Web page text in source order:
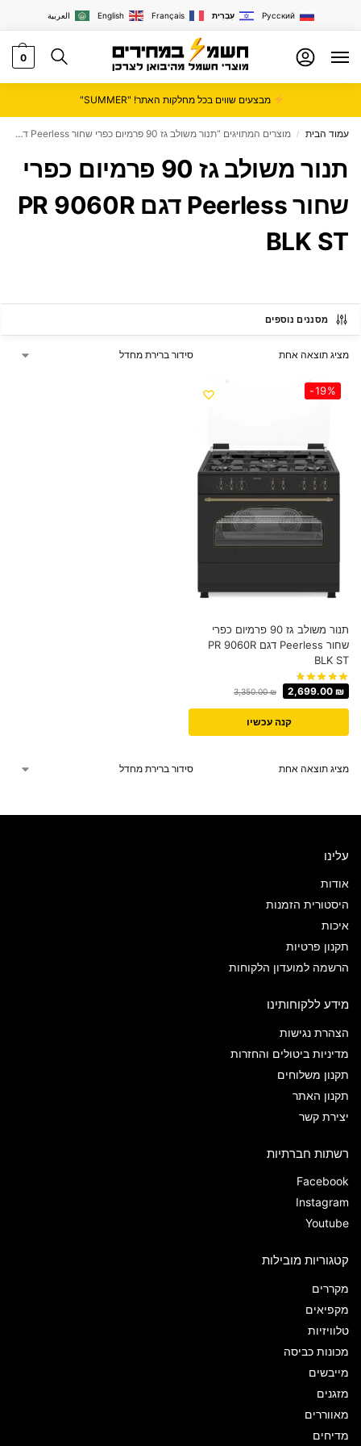
العربية English Français עִבְרִית Русский
0
מבצעים שווים בכל מחלקות האתר! "SUMMER"
עמוד הבית / מוצרים המתויגים “תנור משולב גז 90 פרמיום כפרי שחור Peerless דגם PR 9060R BLK ST”
תנור משולב גז 90 פרמיום כפרי
שחור Peerless דגם PR 9060R
BLK ST
מסננים נוספים
מציג תוצאה אחת
-19%
תנור משולב גז 90 פרמיום כפרי
שחור Peerless דגם PR 9060R
BLK ST
3,350.00₪ 2,699.00 ₪
קנה עכשיו
מציג תוצאה אחת
עלינו
אודות
היסטורית הזמנות
איכות
תקנון פרטיות
הרשמה למועדון הלקוחות
מידע ללקוחותינו
הצהרת נגישות
מדיניות ביטולים והחזרות
תקנון משלוחים
תקנון האתר
יצירת קשר
רשתות חברתיות
Facebook
Instagram
Youtube
קטגוריות מובילות
מקררים
מקפיאים
טלוויזיות
מכונות כביסה
מייבשים
מזגנים
מאווררים
מדיחים